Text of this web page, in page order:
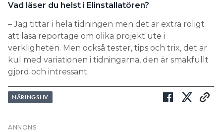
verkligheten. Men också tester, tips och trix, det är
kul med variationen i tidningarna, den är smakfullt
gjord och intressant.
NÄRINGSLIV
Hantera prenumeration